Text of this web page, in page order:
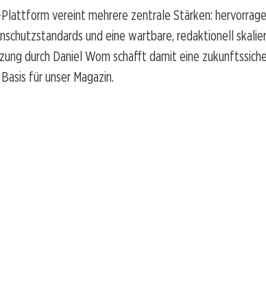
vereint mehrere zentrale Stärken:
und eine wartbare, redaktionell
durch Daniel Wom schafft damit eine
für unser Magazin.